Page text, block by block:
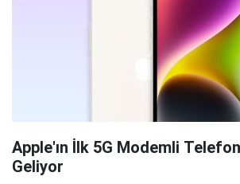
Apple'ın İlk 5G Modemli
Geliyor